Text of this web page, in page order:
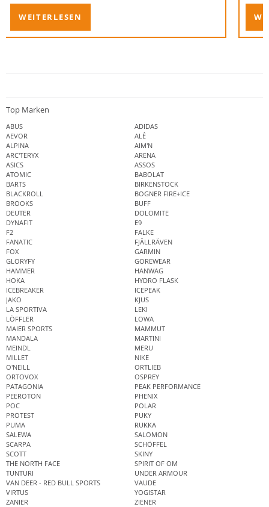
WEITERLESEN
auf
Top Marken
ABUS
ADIDAS
AEVOR
ALÉ
ALPINA
AIM'N
ARC'TERYX
ARENA
ASICS
ASSOS
ATOMIC
BABOLAT
BARTS
BIRKENSTOCK
BLACKROLL
BOGNER FIRE+ICE
BROOKS
BUFF
DEUTER
DOLOMITE
DYNAFIT
E9
F2
FALKE
FANATIC
FJÄLLRÄVEN
FOX
GARMIN
GLORYFY
GOREWEAR
HAMMER
HANWAG
HOKA
HYDRO FLASK
ICEBREAKER
ICEPEAK
JAKO
KJUS
LA SPORTIVA
LEKI
LÖFFLER
LOWA
MAIER SPORTS
MAMMUT
MANDALA
MARTINI
MEINDL
MERU
MILLET
NIKE
O'NEILL
ORTLIEB
ORTOVOX
OSPREY
PATAGONIA
PEAK PERFORMANCE
PEEROTON
PHENIX
POC
POLAR
PROTEST
PUKY
PUMA
RUKKA
SALEWA
SALOMON
SCARPA
SCHÖFFEL
SCOTT
SKINY
THE NORTH FACE
SPIRIT OF OM
TUNTURI
UNDER ARMOUR
VAN DEER - RED BULL SPORTS
VAUDE
VIRTUS
YOGISTAR
ZANIER
ZIENER